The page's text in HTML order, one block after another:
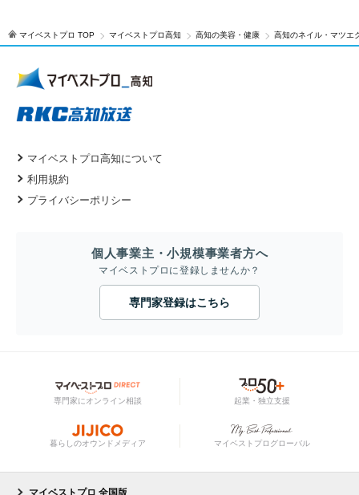
マイベストプロ TOP マイベストプロ高知 高知の美容・健康 高知のネイル・マツエ
マイベストプロ高知について
利用規約
プライバシーポリシー
個人事業主・小規模事業者方へ
マイベストプロに登録しませんか？
専門家登録はこちら
専門家にオンライン相談 起業・独立支援
暮らしのオウンドメディア マイベストプログローバル
マイベストプロ 全国版